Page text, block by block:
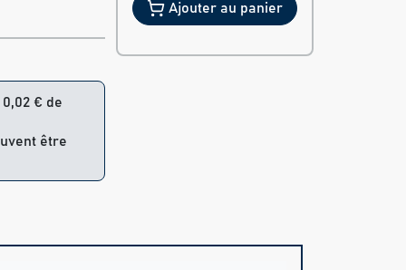
0,02 € de
être
Ajouter au panier